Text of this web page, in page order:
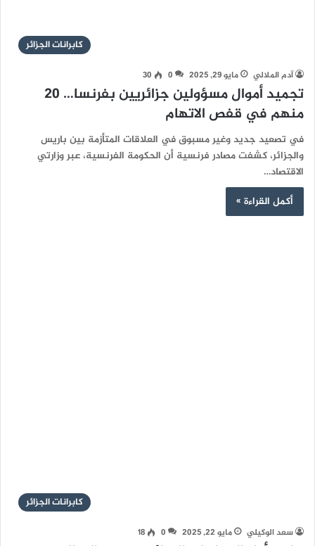
كابرانات الجزائر
آدم الملالي مايو 29, 2025 0
30
تجميد أموال مسؤولين جزائريين بفرنسا… 20
منهم في قفص الاتهام
في تصعيد جديد وغير مسبوق في العلاقات المتأزمة بين باريس
والجزائر، كشفت مصادر فرنسية أن الحكومة الفرنسية، عبر وزارتي
الاقتصاد…
أكمل القراءة »
كابرانات الجزائر
سعد الوكيلي مايو 22, 2025 0
18